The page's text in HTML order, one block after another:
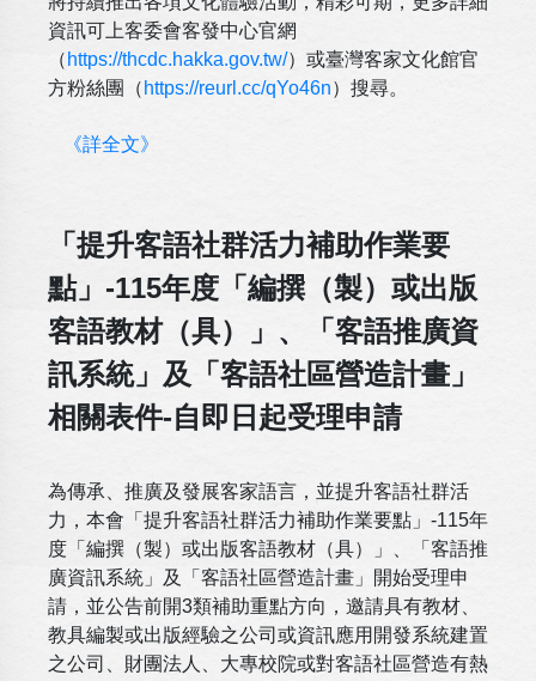
資訊可上客委會客發中心官網
（ https://thcdc.hakka.gov.tw/）或臺灣客家文化館官
方粉絲團（ https://reurl.cc/qYo46n）搜尋。
《詳全文》
「提升客語社群活力補助作業要
點」-115年度「編撰（製）或出版
客語教材（具）」、「客語推廣資
訊系統」及「客語社區營造計畫」
相關表件-自即日起受理申請
為傳承、推廣及發展客家語言，並提升客語社群活
力，本會「提升客語社群活力補助作業要點」-115年
度「編撰（製）或出版客語教材（具）」、「客語推
廣資訊系統」及「客語社區營造計畫」開始受理申
請，並公告前開3類補助重點方向，邀請具有教材、
教具編製或出版經驗之公司或資訊應用開發系統建置
之公司、財團法人、大專校院或對客語社區營造有熱